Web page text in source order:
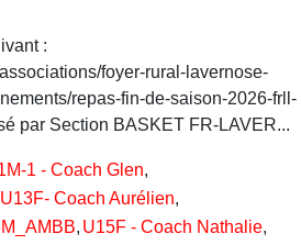
:
foyer-rural-lavernose-
repas-fin-de-saison-2026-frll-
par Section BASKET FR-LAVER...
1 - Coach Glen
U13F- Coach Aurélien
U15F - Coach Nathalie